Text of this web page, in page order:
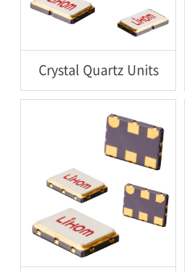
Crystal Quartz Units